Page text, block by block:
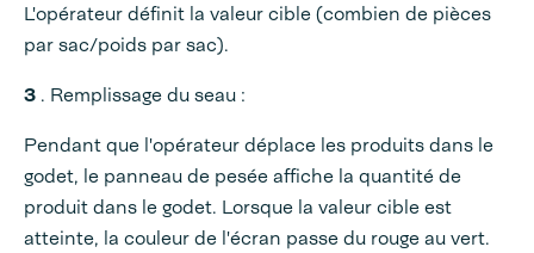
L'opérateur définit la valeur cible (combien de pièces
par sac/poids par sac).
3 . Remplissage du seau :
Pendant que l'opérateur déplace les produits dans le
godet, le panneau de pesée affiche la quantité de
produit dans le godet. Lorsque la valeur cible est
atteinte, la couleur de l'écran passe du rouge au vert.